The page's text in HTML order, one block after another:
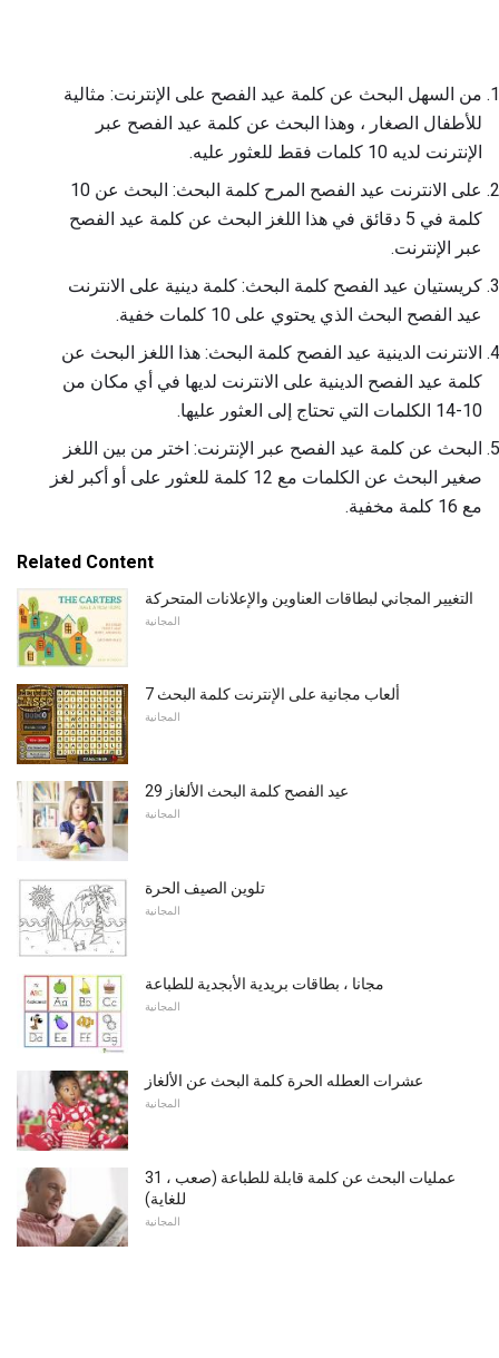
من السهل البحث عن كلمة عيد الفصح على الإنترنت: مثالية
للأطفال الصغار ، وهذا البحث عن كلمة عيد الفصح عبر
الإنترنت لديه 10 كلمات فقط للعثور عليه.
على الانترنت عيد الفصح المرح كلمة البحث: البحث عن 10
كلمة في 5 دقائق في هذا اللغز البحث عن كلمة عيد الفصح
عبر الإنترنت.
كريستيان عيد الفصح كلمة البحث: كلمة دينية على الانترنت
عيد الفصح البحث الذي يحتوي على 10 كلمات خفية.
الانترنت الدينية عيد الفصح كلمة البحث: هذا اللغز البحث عن
كلمة عيد الفصح الدينية على الانترنت لديها في أي مكان من
10-14 الكلمات التي تحتاج إلى العثور عليها.
البحث عن كلمة عيد الفصح عبر الإنترنت: اختر من بين اللغز
صغير البحث عن الكلمات مع 12 كلمة للعثور على أو أكبر لغز
مع 16 كلمة مخفية.
Related Content
التغيير المجاني لبطاقات العناوين والإعلانات المتحركة
المجانية
7 ألعاب مجانية على الإنترنت كلمة البحث
المجانية
29 عيد الفصح كلمة البحث الألغاز
المجانية
تلوين الصيف الحرة
المجانية
مجانا ، بطاقات بريدية الأبجدية للطباعة
المجانية
عشرات العطله الحرة كلمة البحث عن الألغاز
المجانية
31 ، عمليات البحث عن كلمة قابلة للطباعة (صعب
للغاية)
المجانية